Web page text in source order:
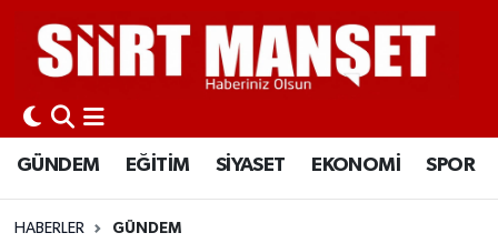
GÜNDEM EĞİTİM SİYASET EKONOMİ SPOR
HABERLER GÜNDEM
GÜNDEM
EĞİTİM
SİYASET
Siirt Nöbetçi Eczaneler
Siirt Hava Durumu
Siirt Namaz Vakitleri